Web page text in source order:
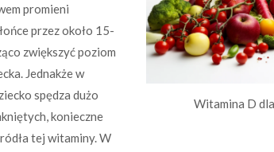
Witamina D
promieni
przez około 15-
zwiększyć poziom
Jednakże w
spędza dużo
konieczne
tej witaminy. W